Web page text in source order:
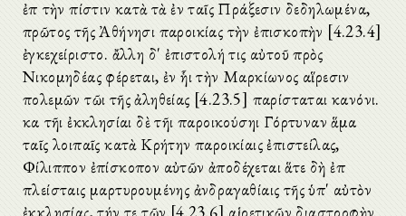
ἐπὶ τὴν πίστιν κατὰ τὰ ἐν ταῖς Πράξεσιν δεδηλωμένα,
πρῶτος τῆς Ἀθήνησι παροικίας τὴν ἐπισκοπὴν [4.23.4]
ἐγκεχείριστο. ἄλλη δ' ἐπιστολή τις αὐτοῦ πρὸς
Νικομηδέας φέρεται, ἐν ἧι τὴν Μαρκίωνος αἵρεσιν
πολεμῶν τῶι τῆς ἀληθείας [4.23.5] παρίσταται κανόνι.
καὶ τῆι ἐκκλησίαι δὲ τῆι παροικούσηι Γόρτυναν ἅμα
ταῖς λοιπαῖς κατὰ Κρήτην παροικίαις ἐπιστείλας,
Φίλιππον ἐπίσκοπον αὐτῶν ἀποδέχεται ἅτε δὴ ἐπὶ
πλείσταις μαρτυρουμένης ἀνδραγαθίαις τῆς ὑπ' αὐτὸν
ἐκκλησίας, τήν τε τῶν [4.23.6] αἱρετικῶν διαστροφὴν